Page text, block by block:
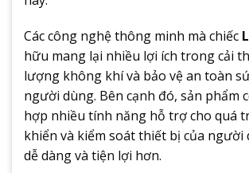
Các công nghệ thông minh mà chiếc
hữu mang lại nhiều lợi ích trong cải
lượng không khí và bảo vệ an toàn
người dùng. Bên cạnh đó, sản phẩm
hợp nhiều tính năng hỗ trợ cho quá
khiển và kiểm soát thiết bị của người
dễ dàng và tiện lợi hơn.